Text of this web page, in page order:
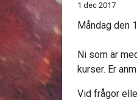
1 dec 2017
Måndag den
Ni som är
kurser. Er
Vid frågor